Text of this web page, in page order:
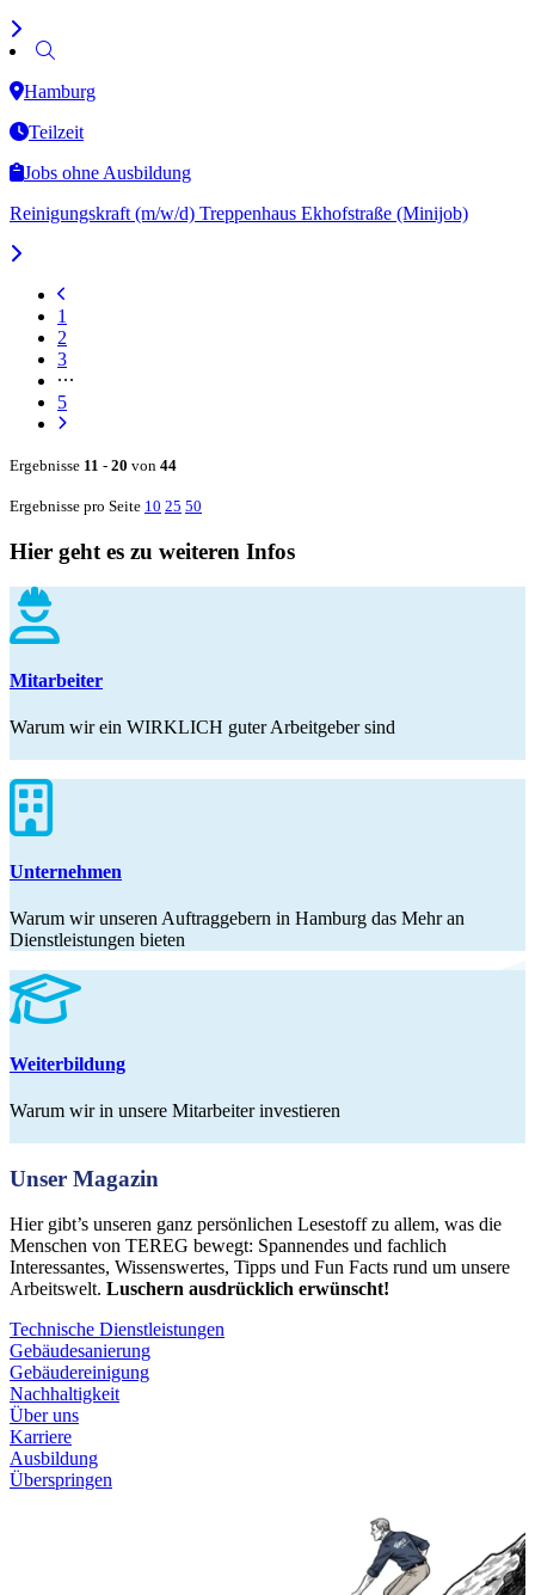
Hamburg
Teilzeit
Jobs ohne Ausbildung
Reinigungskraft (m/w/d) Treppenhaus Ekhofstraße (Minijob)
1
2
3
5
Ergebnisse 11 - 20 von 44
Ergebnisse pro Seite 10 25 50
Hier geht es zu weiteren Infos
Mitarbeiter
Warum wir ein WIRKLICH guter Arbeitgeber sind
Unternehmen
Warum wir unseren Auftraggebern in Hamburg das Mehr an
Dienstleistungen bieten
Weiterbildung
Warum wir in unsere Mitarbeiter investieren
Unser Magazin
Hier gibt’s unseren ganz persönlichen Lesestoff zu allem, was die
Menschen von TEREG bewegt: Spannendes und fachlich
Interessantes, Wissenswertes, Tipps und Fun Facts rund um unsere
Arbeitswelt. Luschern ausdrücklich erwünscht!
Technische Dienstleistungen
Gebäudesanierung
Gebäudereinigung
Nachhaltigkeit
Über uns
Karriere
Ausbildung
Überspringen